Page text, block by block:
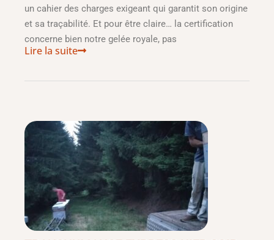
un cahier des charges exigeant qui garantit son origine
et sa traçabilité. Et pour être claire… la certification
concerne bien notre gelée royale, pas
Lire la suite